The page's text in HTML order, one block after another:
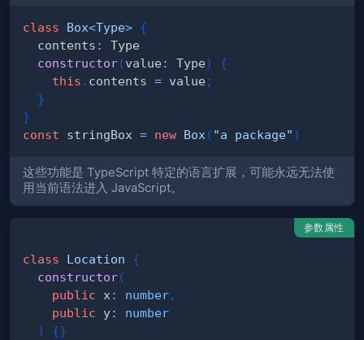
class Box<Type> {
  contents
:
constructor(value : Type)
{
this . contents = value ;
}
}
const stringBox = new Box ( "a package" )
这些功能是 TypeScript 特定的语言扩展，可能永远无法使
用当前语法进入 JavaScript。
参数属性
class Location
{
constructor(
public x : number,
public y:
number
)
{}